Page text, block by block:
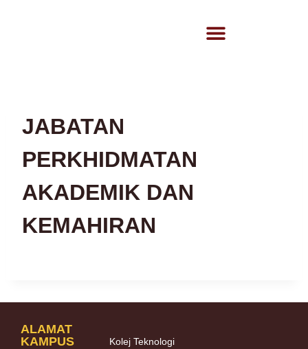
JABATAN
PERKHIDMATAN
AKADEMIK DAN
KEMAHIRAN
ALAMAT
KAMPUS
Kolej Teknologi